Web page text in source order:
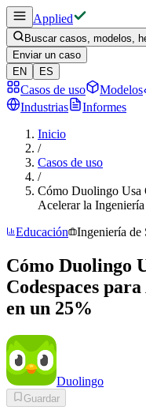
Applied
Buscar casos, modelos,
Enviar un caso
EN
ES
Casos de uso Modelos
Industrias
Informes
Inicio
/
Casos de uso
/
Cómo Duolingo Usa
Acelerar la
Educación
Ingeniería de
Cómo Duolingo
Codespaces
en un 25%
Duolingo
Guardar